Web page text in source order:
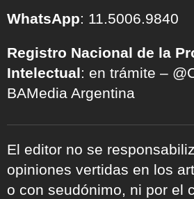
WhatsApp: 11.5006.9840
Registro Nacional de la
Intelectual: en trámite –
BAMedia Argentina
El editor no se
opiniones vertidas en los
o con seudónimo, ni por el